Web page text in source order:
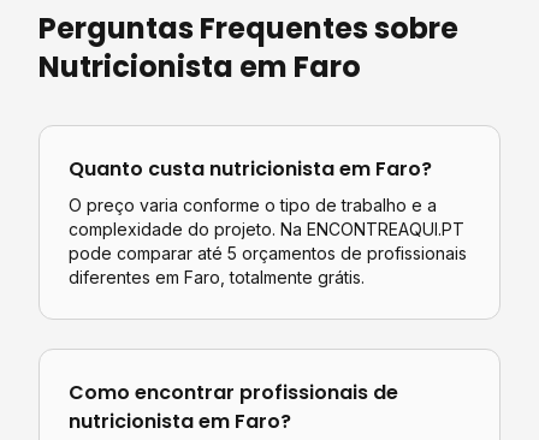
Perguntas Frequentes sobre
Nutricionista em Faro
Quanto custa nutricionistaem Faro?
O preço varia conforme o tipo de trabalho e a
complexidade do projeto. Na ENCONTREAQUI.PT
pode comparar até 5 orçamentos de profissionais
diferentes em Faro , totalmente grátis.
Como encontrar profissionais de
nutricionistaem Faro?